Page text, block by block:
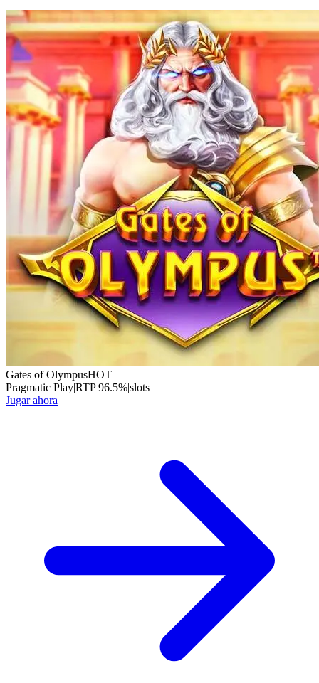
Gates of OlympusHOT
Pragmatic Play|RTP96.5%|slots
Jugar ahora